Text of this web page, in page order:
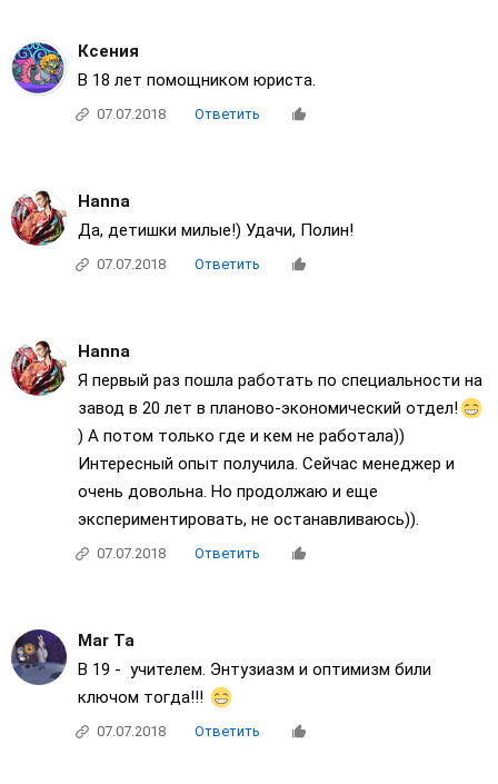
Ксения
В 18 лет помощником юриста.
07.07.2018 Ответить
Нanna
Да, детишки милые!) Удачи, Полин!
07.07.2018 Ответить
Нanna
Я первый раз пошла работать по специальности на
завод в 20 лет в планово-экономический отдел!
) А потом только где и кем не работала))
Интересный опыт получила. Сейчас менеджер и
очень довольна. Но продолжаю и еще
экспериментировать, не останавливаюсь)).
07.07.2018 Ответить
Mar Ta
В 19 - учителем. Энтузиазм и оптимизм били
ключом тогда!!!
07.07.2018 Ответить